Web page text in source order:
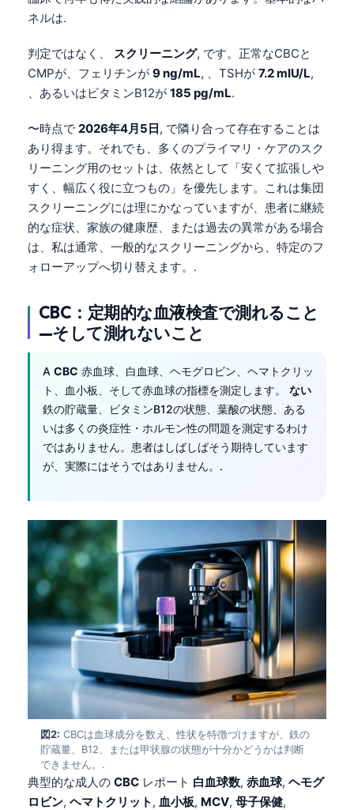
ネルは.
判定ではなく、 スクリーニング, です。正常なCBCと
CMPが、フェリチンが 9 ng/mL, 、TSHが 7.2 mIU/L,
、あるいはビタミンB12が 185 pg/mL.
〜時点で 2026年4月5日, で隣り合って存在することは
あり得ます。それでも、多くのプライマリ・ケアのスク
リーニング用のセットは、依然として「安くて拡張しや
すく、幅広く役に立つもの」を優先します。これは集団
スクリーニングには理にかなっていますが、患者に継続
的な症状、家族の健康歴、または過去の異常がある場合
は、私は通常、一般的なスクリーニングから、特定のフ
ォローアップへ切り替えます。.
CBC：定期的な血液検査で測れること
—そして測れないこと
A CBC 赤血球、白血球、ヘモグロビン、ヘマトクリッ
ト、血小板、そして赤血球の指標を測定します。 ない
鉄の貯蔵量、ビタミンB12の状態、葉酸の状態、ある
いは多くの炎症性・ホルモン性の問題を測定するわけ
ではありません。患者はしばしばそう期待しています
が、実際にはそうではありません。.
図2: CBCは血球成分を数え、性状を特徴づけますが、鉄の
貯蔵量、B12、または甲状腺の状態が十分かどうかは判断
できません。.
典型的な成人の CBC レポート 白血球数, 赤血球, ヘモグ
ロビン, ヘマトクリット , 血小板, MCV, 母子保健,